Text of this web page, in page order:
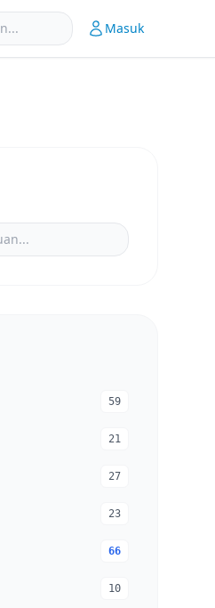
Masuk
59
21
27
23
66
10